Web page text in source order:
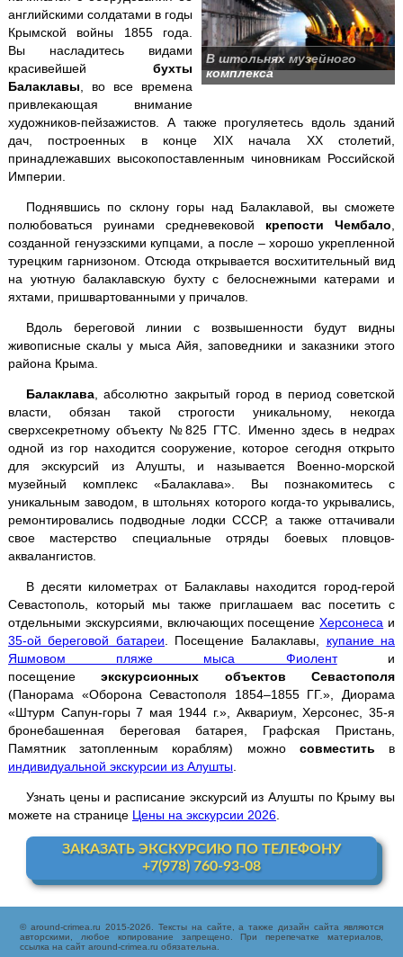
Никитский ботанический сад
Поляна Сказок + Ялтинский зоопарк
ПещерыЧатыр-Дага
Севастополь
+ Херсонес
Судак + Новый Свет
"Тайган" - парк львов
Дегустация в Массандре
Мыс Фиолент
Ай-Йори
Храм Солнца
Велоэкскурсии
Джип-туры
Каякинг
Квадроциклы
Конные прогулки
Рыбалка с катера
Трансфер
В штольнях музейного
комплекса
английскими солдатами в годы
Крымской войны 1855 года.
Вы насладитесь видами
красивейшей бухты
Балаклавы , во все времена
привлекающая внимание
художников-пейзажистов. А также прогуляетесь вдоль зданий
дач, построенных в конце XIX начала XX столетий,
принадлежавших высокопоставленным чиновникам Российской
Империи.
Поднявшись по склону горы над Балаклавой, вы сможете
полюбоваться руинами средневековой крепости Чембало
созданной генуэзскими купцами, а после – хорошо укрепленной
турецким гарнизоном. Отсюда открывается восхитительный вид
на уютную балаклавскую бухту с белоснежными катерами и
яхтами, пришвартованными у причалов.
Вдоль береговой линии с возвышенности будут видны
живописные скалы у мыса Айя, заповедники и заказники этого
района Крыма.
Балаклава, абсолютно закрытый город в период советской
власти, обязан такой строгости уникальному, некогда
сверхсекретному объекту №825 ГТС. Именно здесь в недрах
одной из гор находится сооружение, которое сегодня открыто
для экскурсий из Алушты, и называется Военно-морской
музейный комплекс «Балаклава». Вы познакомитесь с
уникальным заводом, в штольнях которого когда-то укрывались,
ремонтировались подводные лодки СССР, а также оттачивали
свое мастерство специальные отряды боевых пловцов-
аквалангистов.
В десяти километрах от Балаклавы находится город-герой
Севастополь, который мы также приглашаем вас посетить с
отдельными экскурсиями, включающих посещениеХерсонеса и
35-ой береговой батареи . Посещение Балаклавы, купание на
Яшмовом пляже мыса Фиоленти
посещениеэкскурсионных объектов Севастополя
(Панорама «Оборона Севастополя 1854–1855 ГГ.», Диорама
«Штурм Сапун-горы 7 мая 1944 г.», Аквариум, Херсонес, 35-я
бронебашенная береговая батарея, Графская Пристань,
Памятник затопленным кораблям) можно совместить в
индивидуальной экскурсии из Алушты.
Узнать цены и расписание экскурсий из Алушты по Крыму вы
можете на странице Цены на экскурсии 2026.
ЗАКАЗАТЬ ЭКСКУРСИЮ ПО ТЕЛЕФОНУ
+7(978) 760-93-08
© around-crimea.ru 2015-2026. Тексты на сайте, а также дизайн сайта являются
авторскими, любое копирование запрещено. При перепечатке материалов,
ссылка на сайт around-crimea.ru обязательна.